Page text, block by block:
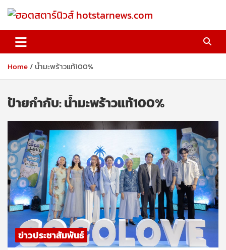
ฮอตสตาร์นิวส์ hotstarnews.com
Home น้ำมะพร้าวแท้100%
ป้ายกำกับ:น้ำมะพร้าวแท้100%
ข่าวประชาสัมพันธ์